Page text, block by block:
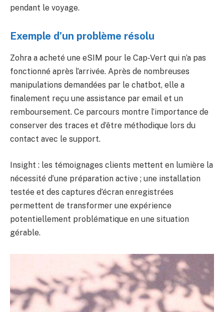
pendant le voyage.
Exemple d’un problème résolu
Zohra a acheté une eSIM pour le Cap‑Vert qui n’a pas
fonctionné après l’arrivée. Après de nombreuses
manipulations demandées par le chatbot, elle a
finalement reçu une assistance par email et un
remboursement. Ce parcours montre l’importance de
conserver des traces et d’être méthodique lors du
contact avec le support.
Insight : les témoignages clients mettent en lumière la
nécessité d’une préparation active ; une installation
testée et des captures d’écran enregistrées
permettent de transformer une expérience
potentiellement problématique en une situation
gérable.